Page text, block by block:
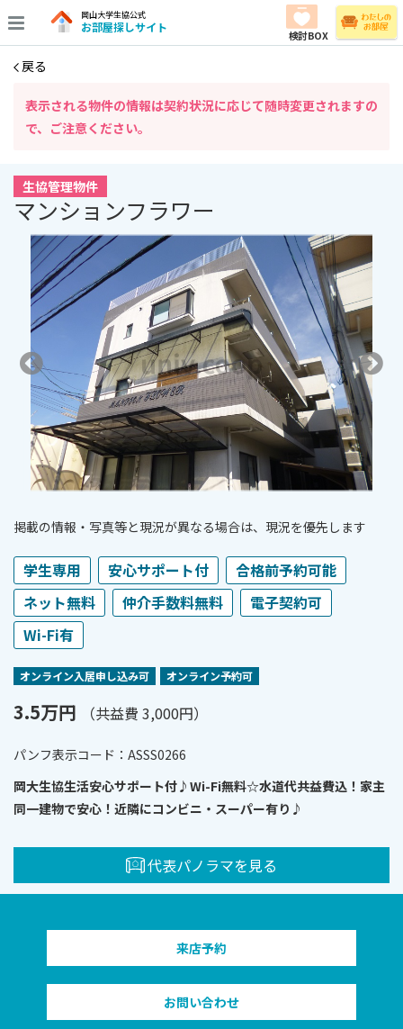
岡山大学生協公式
お部屋探しサイト
検討BOX
戻る
表⽰される物件の情報は契約状況に応じて随時変更されますの
で、ご注意ください。
生協管理物件
マンションフラワー
掲載の情報・写真等と現況が異なる場合は、現況を優先します
学生専用 安心サポート付
合格前予約可能
ネット無料
仲介手数料無料
電子契約可
Wi-Fi有
オンライン⼊居申し込み可 オンライン予約可
3.5万円 （共益費 3,000円）
パンフ表⽰コード：ASSS0266
岡大生協生活安心サポート付♪Wi-Fi無料☆水道代共益費込！家主
同一建物で安心！近隣にコンビニ・スーパー有り♪
代表パノラマを見る
来店予約
お問い合わせ